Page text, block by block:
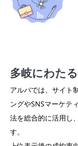
多岐にわた
アルバでは、サイト
ングやSNSマーケテ
法を総合的に活用し
す。